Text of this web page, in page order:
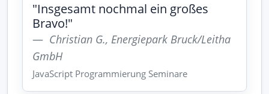
"Insgesamt nochmal ein großes
Bravo!"
Christian G., Energiepark Bruck/Leitha
GmbH
JavaScript Programmierung Seminare